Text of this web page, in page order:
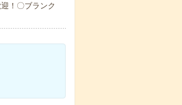
！〇ブランク